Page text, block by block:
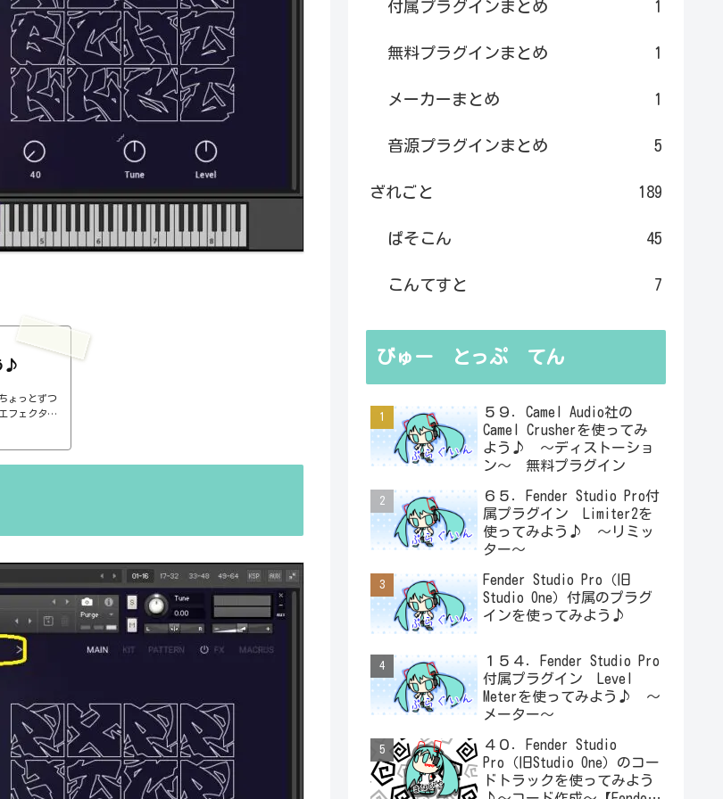
♪
ょっとずつ
フェクター
多で、見に
付属プラグインまとめ 1
無料プラグインまとめ 1
メーカーまとめ 1
音源プラグインまとめ 5
ざれごと 189
ぱそこん 45
こんてすと 7
びゅー とっぷ てん
５９．Camel Audio社の
Camel Crusherを使ってみ
よう♪ ～ディストーショ
ン～ 無料プラグイン
６５．Fender Studio Pro付
属プラグイン Limiter2を
使ってみよう♪ ～リミッ
ター～
Fender Studio Pro（旧
Studio One）付属のプラグ
インを使ってみよう♪
１５４．Fender Studio Pro
付属プラグイン Level
Meterを使ってみよう♪ ～
メーター～
４０．Fender Studio
Pro（旧Studio One）のコー
ドトラックを使ってみよう